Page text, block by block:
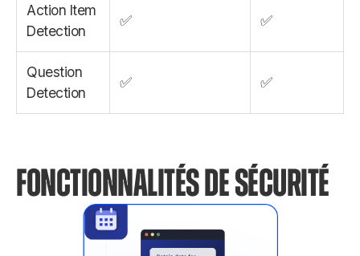
Action Item
Detection
✅ ✅
Question
Detection
✅ ✅
FONCTIONNALITÉS DE SÉCURITÉ